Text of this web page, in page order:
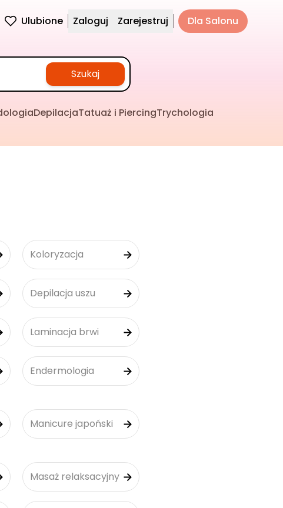
Ulubione Zaloguj Zarejestruj Dla Salonu
Szukaj
DepilacjaTatuaż i PiercingTrychologia
Koloryzacja
Depilacja uszu
Laminacja brwi
Endermologia
Manicure japoński
Masaż relaksacyjny